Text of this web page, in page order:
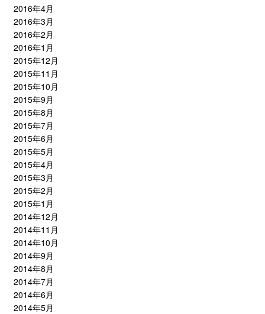
2016年4月
2016年3月
2016年2月
2016年1月
2015年12月
2015年11月
2015年10月
2015年9月
2015年8月
2015年7月
2015年6月
2015年5月
2015年4月
2015年3月
2015年2月
2015年1月
2014年12月
2014年11月
2014年10月
2014年9月
2014年8月
2014年7月
2014年6月
2014年5月